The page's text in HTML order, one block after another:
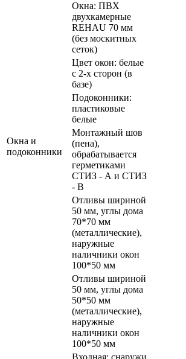
Окна и
подоконники
Окна: ПВХ
двухкамерные
REHAU 70 мм
(без москитных
сеток)
Цвет окон: белые
с 2-х сторон (в
базе)
Подоконники:
пластиковые
белые
Монтажный шов
(пена),
обрабатывается
герметиками
СТИЗ - А и СТИЗ
- В
Отливы шириной
50 мм, углы дома
70*70 мм
(металлические),
наружные
наличники окон
100*50 мм
Отливы шириной
50 мм, углы дома
50*50 мм
(металлические),
наружные
наличники окон
100*50 мм